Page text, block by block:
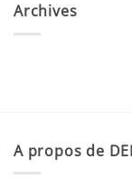
Archives
A propos de